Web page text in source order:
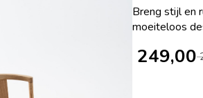
Breng stijl en
moeiteloos
249,00